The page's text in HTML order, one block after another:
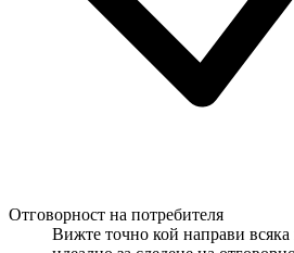
Отговорност на потребителя
Вижте точно кой направи